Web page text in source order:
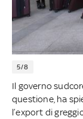
5/8
Il governo
questione, ha
l’export di